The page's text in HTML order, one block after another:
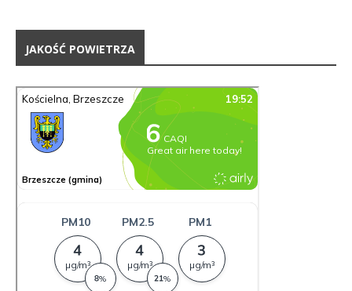
JAKOŚĆ POWIETRZA